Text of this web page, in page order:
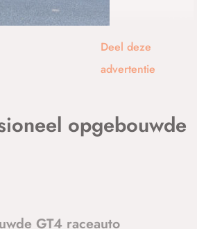
Deel deze
advertentie
opgebouwde
GT4 raceauto